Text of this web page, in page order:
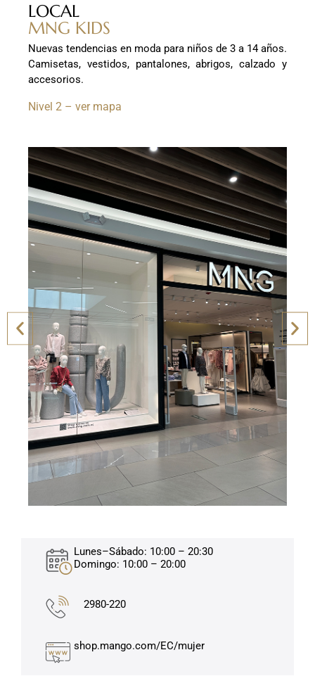
LOCAL
MNG KIDS
Nuevas tendencias en moda para niños de 3 a 14 años.
Camisetas, vestidos, pantalones, abrigos, calzado y
accesorios.
Nivel 2 – ver mapa
Lunes–Sábado: 10:00 – 20:30
Domingo: 10:00 – 20:00
2980-220
shop.mango.com/EC/mujer